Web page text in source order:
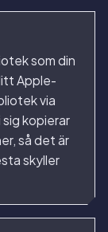
som din
Apple-
via
kopierar
så det är
skyller